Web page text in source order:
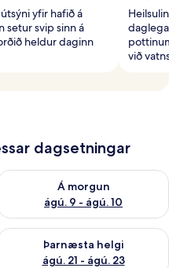
yfir hafið á
setur svip sinn á
heldur daginn
við
dagsetningar
9
Á morgun
ágú. 9 - ágú. 10
framboð á morgun
- ágú. 16
Þarnæsta helgi
ágú. 21 - ágú. 23
framboð þarnæstu